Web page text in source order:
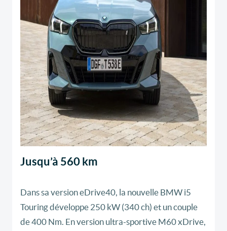
Jusqu’à 560 km
Dans sa version eDrive40, la nouvelle BMW i5
Touring développe 250 kW (340 ch) et un couple
de 400 Nm. En version ultra-sportive M60 xDrive,